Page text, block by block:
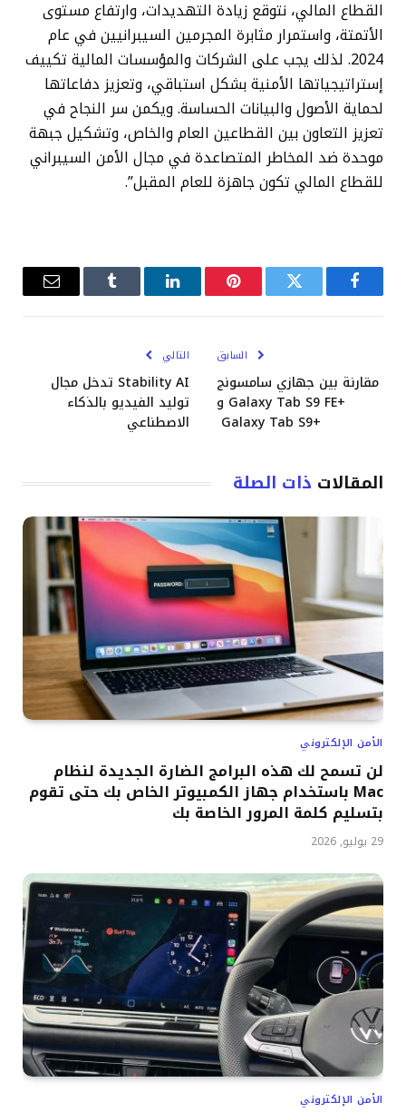
القطاع المالي، نتوقع زيادة التهديدات، وارتفاع مستوى
الأتمتة، واستمرار مثابرة المجرمين السيبرانيين في عام
2024. لذلك يجب على الشركات والمؤسسات المالية تكييف
إستراتيجياتها الأمنية بشكل استباقي، وتعزيز دفاعاتها
لحماية الأصول والبيانات الحساسة. ويكمن سر النجاح في
تعزيز التعاون بين القطاعين العام والخاص، وتشكيل جبهة
موحدة ضد المخاطر المتصاعدة في مجال الأمن السيبراني
للقطاع المالي تكون جاهزة للعام المقبل”.
فيسبوكتويتر بينتيريستلينكدإن Tumblrالبريد
السابق
مقارنة بين جهازي سامسونج
+Galaxy Tab S9 FE و
+Galaxy Tab S9
التالي
Stability AI تدخل مجال
توليد الفيديو بالذكاء
الاصطناعي
المقالات ذات الصلة
الأمن الإلكتروني
لن تسمح لك هذه البرامج الضارة الجديدة لنظام
Mac باستخدام جهاز الكمبيوتر الخاص بك حتى تقوم
بتسليم كلمة المرور الخاصة بك
29 يوليو, 2026
الأمن الإلكتروني